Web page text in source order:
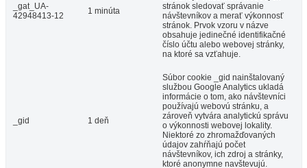
_gat_UA-
42948413-12
1 minúta
stránok sledovať správanie
návštevníkov a merať výkonnosť
stránok. Prvok vzoru v názve
obsahuje jedinečné identifikačné
číslo účtu alebo webovej stránky,
na ktoré sa vzťahuje.
_gid 1 deň
Súbor cookie _gid nainštalovaný
službou Google Analytics ukladá
informácie o tom, ako návštevníci
používajú webovú stránku, a
zároveň vytvára analytickú správu
o výkonnosti webovej lokality.
Niektoré zo zhromažďovaných
údajov zahŕňajú počet
návštevníkov, ich zdroj a stránky,
ktoré anonymne navštevujú.